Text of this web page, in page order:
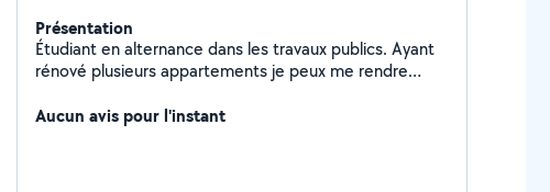
Présentation
Étudiant en alternance dans les travaux publics. Ayant
rénové plusieurs appartements je peux me rendre
Aucun avis pour l'instant